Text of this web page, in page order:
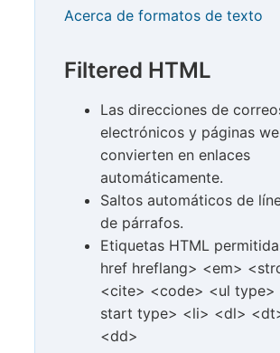
Acerca de formatos de texto
Filtered HTML
Las direcciones de
electrónicos y páginas
convierten en enlaces
automáticamente.
Saltos automáticos de
de párrafos.
Etiquetas HTML
href hreflang> <em>
<cite> <code> <ul type>
start type> <li> <dl>
<dd>